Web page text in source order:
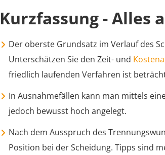
Kurzfassung - Alles
Der oberste Grundsatz im Verlauf des
Unterschätzen Sie den Zeit- und
friedlich laufenden Verfahren ist
In Ausnahmefällen kann man mittels
jedoch bewusst hoch angelegt.
Nach dem Ausspruch des
Position bei der Scheidung. Tipps sind